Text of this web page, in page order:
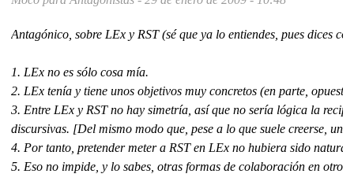
Antagónico, sobre LEx y RST (sé que ya lo entiendes, pues dices
1. LEx no es sólo cosa mía.
2. LEx tenía y tiene unos objetivos muy concretos (en parte,
3. Entre LEx y RST no hay simetría, así que no sería lógica la
discursivas. [Del mismo modo que, pese a lo que suele creerse,
4. Por tanto, pretender meter a RST en LEx no hubiera sido
5. Eso no impide, y lo sabes, otras formas de colaboración en otros